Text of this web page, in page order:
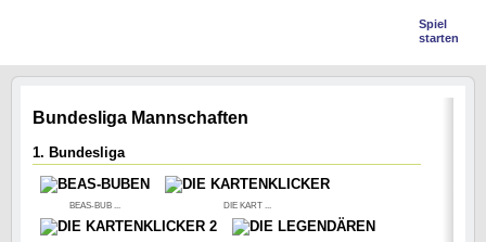
Spiel
starten
Bundesliga Mannschaften
1. Bundesliga
BEAS-BUB ... DIE KART ...